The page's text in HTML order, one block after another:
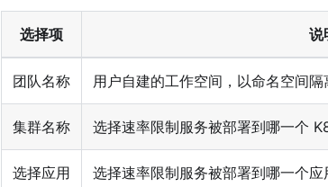
选择项 说
团队名称 用户自建的工作空间，以命名空间隔
集群名称 选择速率限制服务被部署到哪一个
选择应用 选择速率限制服务被部署到哪一个